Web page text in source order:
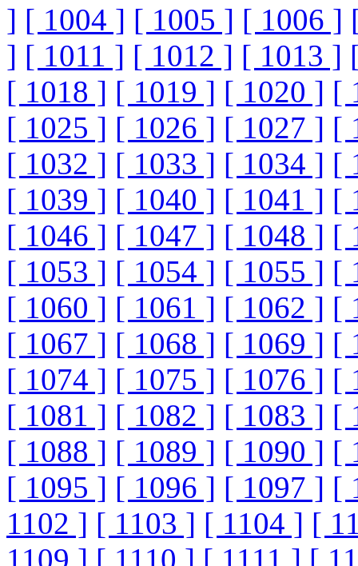
] [ 1004 ] [ 1005 ] [ 1006 ]
] [ 1011 ] [ 1012 ] [ 1013 ]
[ 1018 ] [ 1019 ] [ 1020 ] [
[ 1025 ] [ 1026 ] [ 1027 ] [
[ 1032 ] [ 1033 ] [ 1034 ] [
[ 1039 ] [ 1040 ] [ 1041 ] [
[ 1046 ] [ 1047 ] [ 1048 ] [
[ 1053 ] [ 1054 ] [ 1055 ] [
[ 1060 ] [ 1061 ] [ 1062 ] [
[ 1067 ] [ 1068 ] [ 1069 ] [
[ 1074 ] [ 1075 ] [ 1076 ] [
[ 1081 ] [ 1082 ] [ 1083 ] [
[ 1088 ] [ 1089 ] [ 1090 ] [
[ 1095 ] [ 1096 ] [ 1097 ] [
1102 ] [ 1103 ] [ 1104 ] [